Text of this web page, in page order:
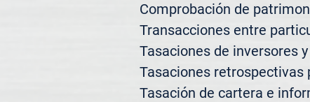
Comprobación de
Transacciones entre
Tasaciones de inversores
Tasaciones
Tasación de cartera e